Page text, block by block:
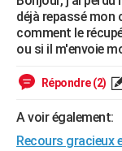
Essais
Réserver un essai
Citadines
Berlines
SUV
Forum auto
+HIGH-TECH
Mobiles
Meilleur smartphone
Internet
Ordinateurs
Jeux vidéo
Guide high-tech
+BRICOLAGE
Forum
Aménagement
Extérieur
Cuisine
Salle de bains
Jardinage
Rangement
WEEK-END
LIFESTYLE
Art de vivre
Bien-être
Loisirs
Mode
Modes de vie
SANTE
déjà repassé mon
comment le
ou si il m'envoie
Répondre (2)
A voir également:
Recours gracieux